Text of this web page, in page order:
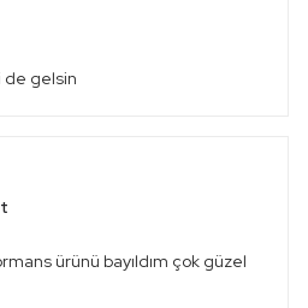
de gelsin
ürünü bayıldım çok güzel